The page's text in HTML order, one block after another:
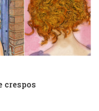
crespos